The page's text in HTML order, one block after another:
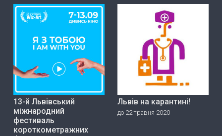
13-й Львівський
міжнародний
фестиваль
короткометражних
Львів на карантині!
до 22 травня 2020